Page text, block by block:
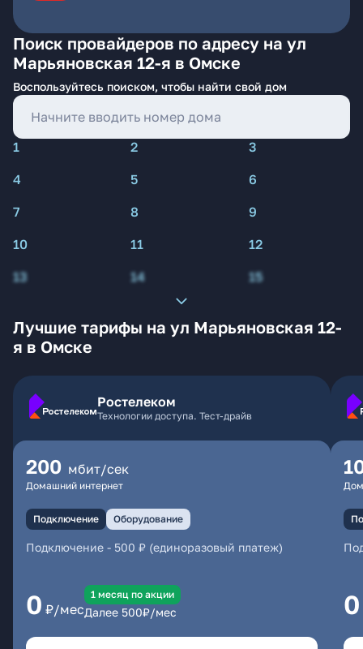
Поиск провайдеров по адресу на ул
Марьяновская 12-я в Омске
Воспользуйтесь поиском, чтобы найти свой дом
1 2
3
4
5
6
7
8
9
10
11
12
13
14 15
Лучшие тарифы на ул Марьяновская 12-
я в Омске
Ростелеком
Технологии доступа. Тест-драйв
200 мбит/сек
Домашний интернет
Подключение Оборудование
Подключение - 500 ₽ (единоразовый платеж)
0 ₽/мес
1 месяц по акции
Далее 500₽/мес 0